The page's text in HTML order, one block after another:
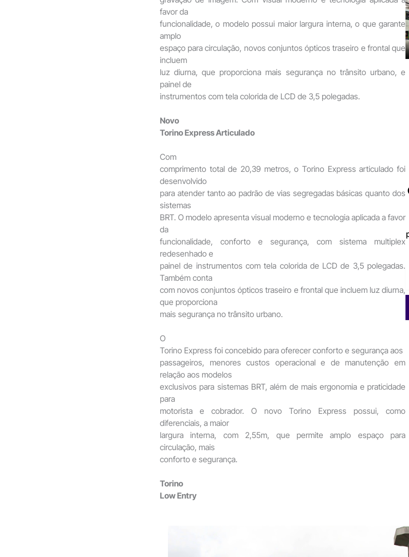
favor da
funcionalidade, o modelo possui maior largura interna, o que garante
amplo
espaço para circulação, novos conjuntos ópticos traseiro e frontal que
incluem
luz diurna, que proporciona mais segurança no trânsito urbano, e
painel de
instrumentos com tela colorida de LCD de 3,5 polegadas.
Novo
Torino Express Articulado
Com
comprimento total de 20,39 metros, o Torino Express articulado foi
desenvolvido
para atender tanto ao padrão de vias segregadas básicas quanto dos
sistemas
BRT. O modelo apresenta visual moderno e tecnologia aplicada a favor
da
funcionalidade, conforto e segurança, com sistema multiplex
redesenhado e
painel de instrumentos com tela colorida de LCD de 3,5 polegadas.
Também conta
com novos conjuntos ópticos traseiro e frontal que incluem luz diurna,
que proporciona
mais segurança no trânsito urbano.
O
Torino Express foi concebido para oferecer conforto e segurança aos
passageiros, menores custos operacional e de manutenção em
relação aos modelos
exclusivos para sistemas BRT, além de mais ergonomia e praticidade
para
motorista e cobrador. O novo Torino Express possui, como
diferenciais, a maior
largura interna, com 2,55m, que permite amplo espaço para
circulação, mais
conforto e segurança.
Torino
Low Entry